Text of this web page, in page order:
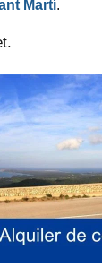
Martí.